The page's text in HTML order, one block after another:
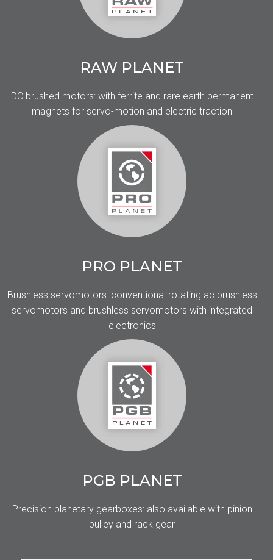
RAW PLANET
DC brushed motors: with ferrite and rare earth permanent
magnets for servo-motion and electric traction
PRO PLANET
Brushless servomotors: conventional rotating ac brushless
servomotors and brushless servomotors with integrated
electronics
PGB PLANET
Precision planetary gearboxes: also available with pinion
pulley and rack gear